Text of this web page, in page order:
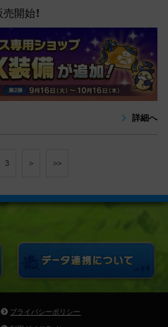
開始！
詳細へ
3 > >>
プライバシーポリシー